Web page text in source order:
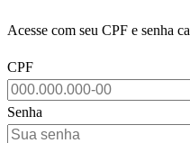
Acesse com seu CPF e senha
CPF
Senha